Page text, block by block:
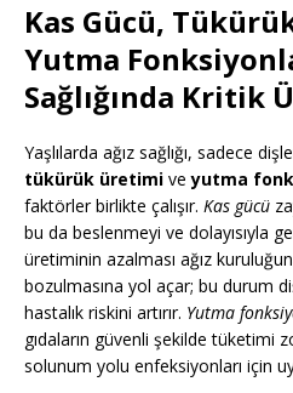
Kas Gücü,
Yutma
Sağlığında Kritik
Yaşlılarda ağız sağlığı, sadece
tükürük üretimi veyutma
faktörler birlikte çalışır. Kas gücü
bu da beslenmeyi ve dolayısıyla
üretiminin azalması ağız
bozulmasına yol açar; bu durum
hastalık riskini artırır. Yutma
gıdaların güvenli şekilde tüketimi
solunum yolu enfeksiyonları için